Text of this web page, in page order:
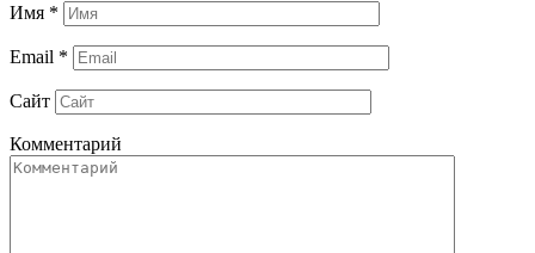
Имя *
Email *
Сайт
Комментарий